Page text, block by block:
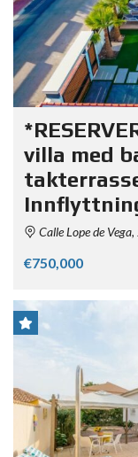
villa med
Calle Lope de
€750,000